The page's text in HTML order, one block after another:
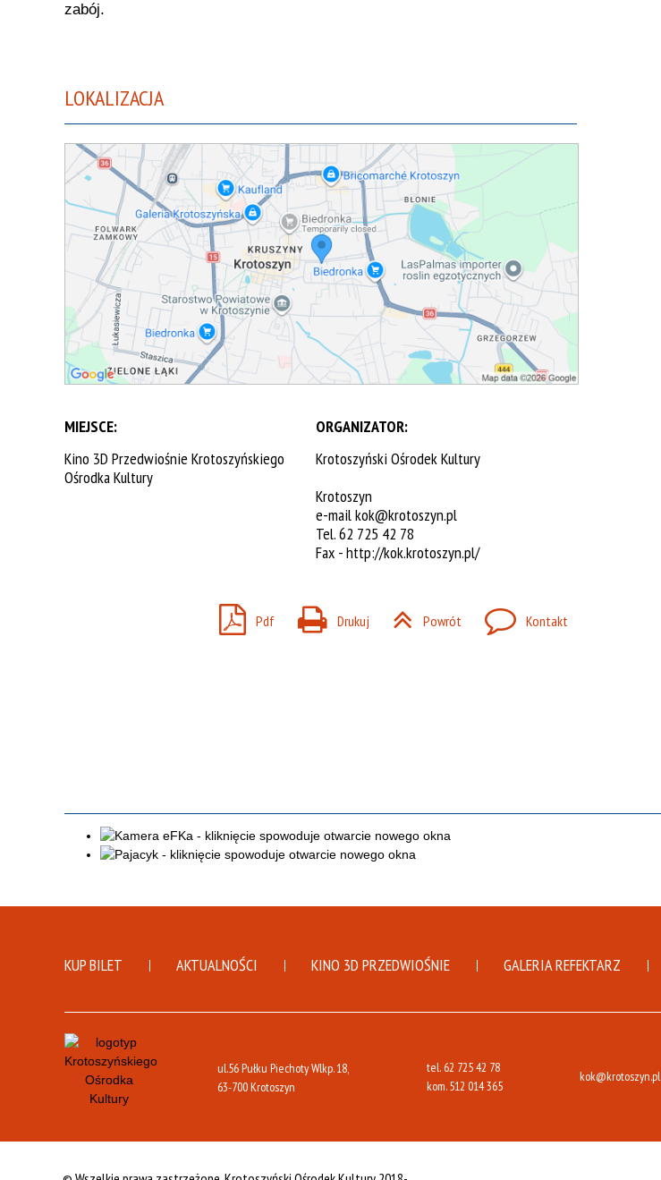
zabój.
LOKALIZACJA
MIEJSCE:
Kino 3D Przedwiośnie Krotoszyńskiego
Ośrodka Kultury
ORGANIZATOR:
Krotoszyński Ośrodek Kultury
Krotoszyn
e-mailkok@krotoszyn.pl
Tel. 62 725 42 78
Fax -http://kok.krotoszyn.pl/
Pdf Drukuj Powrót Kontakt
KUP BILET AKTUALNOŚCI KINO 3D PRZEDWIOŚNIE GALERIA REFEKTARZ
ul.56 Pułku Piechoty Wlkp. 18,
63-700 Krotoszyn
tel. 62 725 42 78
kom.512 014 365
kok@krotoszyn.pl